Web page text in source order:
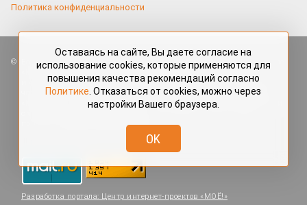
Политика конфиденциальности
Все права защищены. Любые материалы, размещённые на портале
«Красраб.ру» сотрудниками редакции, нештатными авторами
и читателями, являются объектами авторского права. Полное или
частичное использование материалов, размещённых на портале
«Красраб.ру», допускается только с письменного согласия редакции
redaktor@krasrab.krsn.ru.
Разработка портала: Центр интернет-проектов «МОЁ!»
Оставаясь на сайте, Вы даете согласие на
использование cookies, которые применяются для
повышения качества рекомендаций согласно
Политике . Отказаться от cookies, можно через
настройки Вашего браузера.
OK